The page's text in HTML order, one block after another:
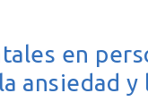
en
ansiedad y